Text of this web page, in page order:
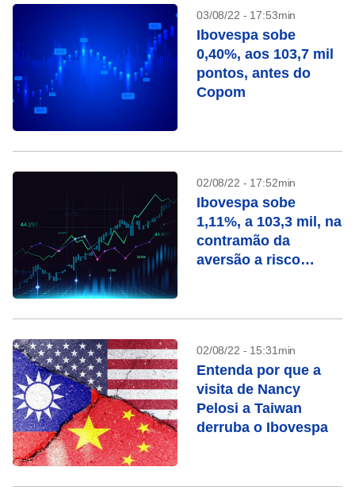
03/08/22 - 17:53min
Ibovespa sobe
0,40%, aos 103,7 mil
pontos, antes do
Copom
02/08/22 - 17:52min
Ibovespa sobe
1,11%, a 103,3 mil, na
contramão da
aversão a risco
02/08/22 - 15:31min
Entenda por que a
visita de Nancy
Pelosi a Taiwan
derruba o Ibovespa